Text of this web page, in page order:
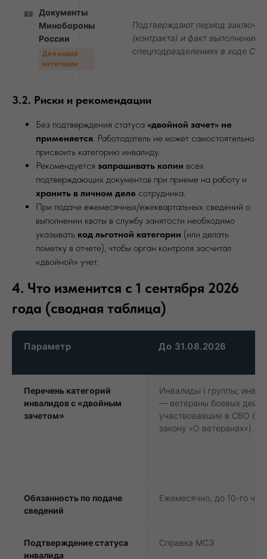
🪪 Документы
Минобороны
России
Для новой
категории
Подтверждают период
(контракта) и факт выполнения
спецподразделениях в ходе СВО
3.2. Риски и рекомендации
Без подтверждения статуса «двойной зачет» не
применяется. Работодатель не может самостоятельно
присвоить категорию инвалиду.
Рекомендуется запрашивать копии всех
подтверждающих документов при приеме на работу и
хранить в личном деле сотрудника.
При подаче ежемесячных/ежеквартальных сведений о
выполнении квоты в службу занятости необходимо
указывать код льготной категории (или делать
пометку в отчете), чтобы орган контроля засчитал
«двойной» учет.
4. Что изменится с 1 сентября 2026
года (сводная таблица)
Параметр До 31.08.2026
Перечень категорий
инвалидов с «двойным
зачетом»
Инвалиды I группы;
— ветераны боевых
участвовавшие в СВО (по
закону «О ветеранах»)
Обязанность по подаче
сведений
Ежемесячно, до 10-го
Подтверждение статуса
инвалида
Справка МСЭ